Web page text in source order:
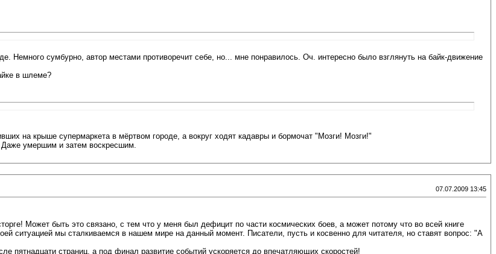
Немного сумбурно, автор местами противоречит себе, но... мне понравилось. Оч. интересно было взглянуть на байк-движение
в шлеме?
на крыше супермаркета в мёртвом городе, а вокруг ходят кадавры и бормочат "Мозги! Мозги!"
Даже умершим и затем воскресшим.
07.07.2009 13:45
Может быть это связано, с тем что у меня был дефицит по части космических боев, а может потому что во всей книге
ситуацией мы сталкиваемся в нашем мире на данный момент. Писатели, пусть и косвенно для читателя, но ставят вопрос: "А
пятнадцати страниц, а под финал развитие событий ускоряется до впечатляющих скоростей!